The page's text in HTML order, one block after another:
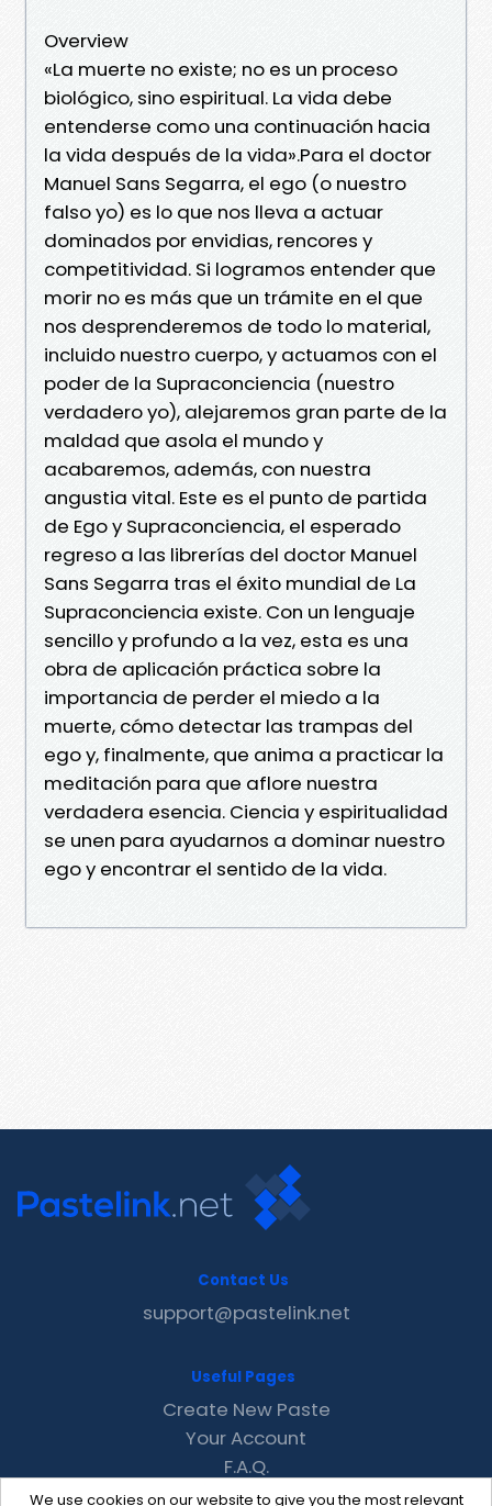
Overview
«La muerte no existe; no es un proceso
biológico, sino espiritual. La vida debe
entenderse como una continuación hacia
la vida después de la vida».Para el doctor
Manuel Sans Segarra, el ego (o nuestro
falso yo) es lo que nos lleva a actuar
dominados por envidias, rencores y
competitividad. Si logramos entender que
morir no es más que un trámite en el que
nos desprenderemos de todo lo material,
incluido nuestro cuerpo, y actuamos con el
poder de la Supraconciencia (nuestro
verdadero yo), alejaremos gran parte de la
maldad que asola el mundo y
acabaremos, además, con nuestra
angustia vital. Este es el punto de partida
de Ego y Supraconciencia, el esperado
regreso a las librerías del doctor Manuel
Sans Segarra tras el éxito mundial de La
Supraconciencia existe. Con un lenguaje
sencillo y profundo a la vez, esta es una
obra de aplicación práctica sobre la
importancia de perder el miedo a la
muerte, cómo detectar las trampas del
ego y, finalmente, que anima a practicar la
meditación para que aflore nuestra
verdadera esencia. Ciencia y espiritualidad
se unen para ayudarnos a dominar nuestro
ego y encontrar el sentido de la vida.
We use cookies on our website to give you the most relevant
Contact Us
support@pastelink.net
Useful Pages
Create New Paste
Your Account
F.A.Q.
Recent